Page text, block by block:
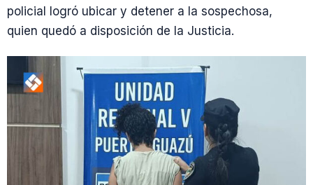
policial logró ubicar y detener a la sospechosa,
quien quedó a disposición de la Justicia.